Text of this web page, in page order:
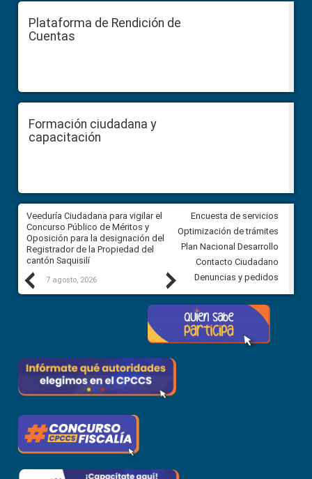
Plataforma de Rendición de
Cuentas
Formación ciudadana y
capacitación
Previous
Veeduría Ciudadana para vigilar el
Concurso Público de Méritos y
Oposición para la designación del
Registrador de la Propiedad del
cantón Saquisilí
7 agosto, 2026
Veeduría Ciudadana para
construcción del asfaltado de
Ballenita del cantón Santa
7 agosto, 2026
Next
Encuesta de servicios
Optimización de trámites
Plan Nacional Desarrollo
Contacto Ciudadano
Denuncias y pedidos